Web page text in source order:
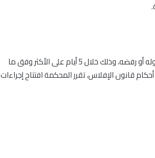
بناءً على الوثائق المقدمة، تقوم المحكمة بدراسة طلبك للفصل في قبوله أو رفضه، وذلك خلال 5 أيام على الأكثر وفق ما
وفق أحكام قانون الإفلاس، تقرر المحكمة افتتاح إجراءات